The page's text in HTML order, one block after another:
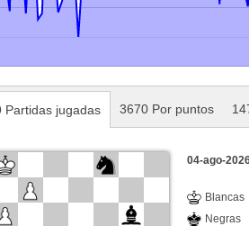
Partidas jugadas 3670 Por puntos
04-ago-
Blancas
Negras